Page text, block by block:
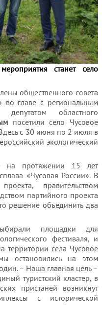
станет село
общественного совета
во главе с региональным
депутатом областного
посетили село Чусовое
с 30 июня по 2 июля в
экологический
на протяжении 15 лет
«Чусовая России». В
правительством
партийного проекта
решение объединить два
площадки для
фестиваля, и
территории села Чусовое
остановились на этом
– Наша главная цель –
туристский кластер, в
пристаней возникнут
с исторической